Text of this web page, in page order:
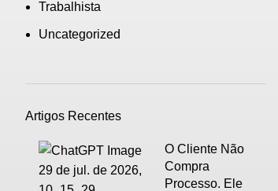
Trabalhista
Uncategorized
Artigos Recentes
O Cliente Não
Compra
Processo. Ele